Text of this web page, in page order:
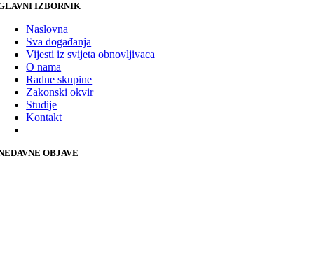
IZBORNIK
Naslovna
Sva događanja
Vijesti iz svijeta obnovljivaca
O nama
Radne skupine
Zakonski okvir
Studije
Kontakt
OBJAVE